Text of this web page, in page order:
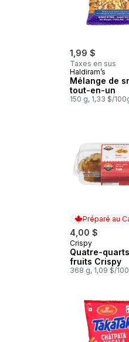
1,99 $
Taxes en sus
Haldiram’s
Mélange de
tout-en-un
150 g, 1,33 $/
Préparé au
4,00 $
Préparé au
Crispy
Quatre-
fruits Crispy
368 g, 1,09 $/